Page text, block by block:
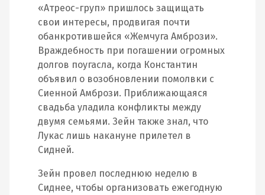
«Атреос-груп» пришлось защищать
свои интересы, продвигая почти
обанкротившейся «Жемчуга Амбрози».
Враждебность при погашении огромных
долгов поугасла, когда Константин
объявил о возобновлении помолвки с
Сиенной Амбрози. Приближающаяся
свадьба уладила конфликты между
двумя семьями. Зейн также знал, что
Лукас лишь накануне прилетел в
Сидней.
Зейн провел последнюю неделю в
Сиднее, чтобы организовать ежегодную